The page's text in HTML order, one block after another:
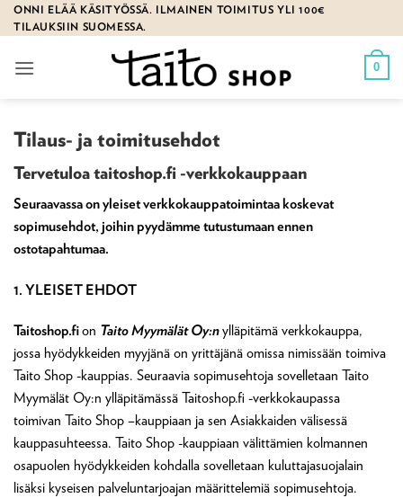
Skip
to
ONNI ELÄÄ KÄSITYÖSSÄ. ILMAINEN TOIMITUS YLI 100€
TILAUKSIIN SUOMESSA.
0
Tilaus- ja toimitusehdot
Tervetuloa taitoshop.fi -verkkokauppaan
Seuraavassa on yleiset verkkokauppatoimintaa koskevat
sopimusehdot, joihin pyydämme tutustumaan ennen
ostotapahtumaa.
1. YLEISET EHDOT
Taitoshop.fion Taito Myymälät Oy:nylläpitämä verkkokauppa,
jossa hyödykkeiden myyjänä on yrittäjänä omissa nimissään toimiva
Taito Shop -kauppias. Seuraavia sopimusehtoja sovelletaan Taito
Myymälät Oy:n ylläpitämässä Taitoshop.fi -verkkokaupassa
toimivan Taito Shop –kauppiaan ja sen Asiakkaiden välisessä
kauppasuhteessa. Taito Shop -kauppiaan välittämien kolmannen
osapuolen hyödykkeiden kohdalla sovelletaan kuluttajasuojalain
lisäksi kyseisen palveluntarjoajan määrittelemiä sopimusehtoja.